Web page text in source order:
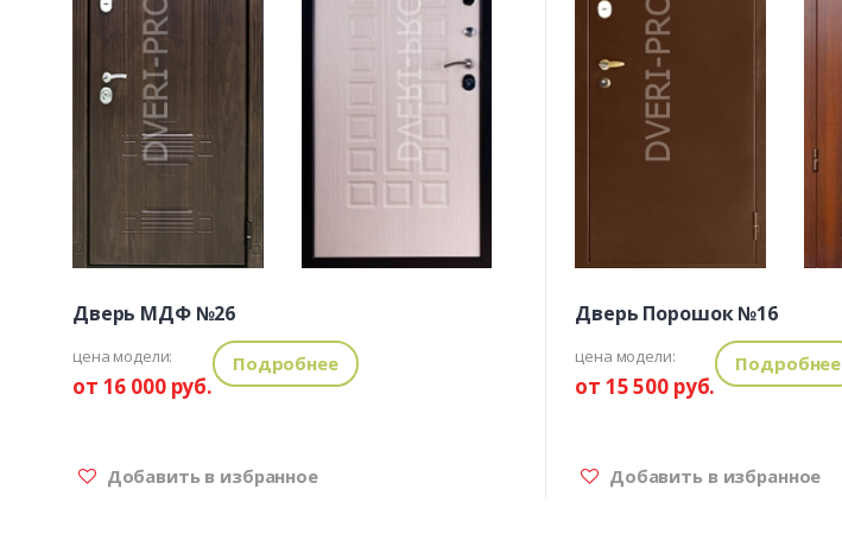
Дверь МДФ №26
цена модели:
от 16 000 руб.
Подробнее
Добавить в избранное
Дверь Порошок №16
цена модели:
от 15 500 руб.
Подробнее
Добавить в избранное